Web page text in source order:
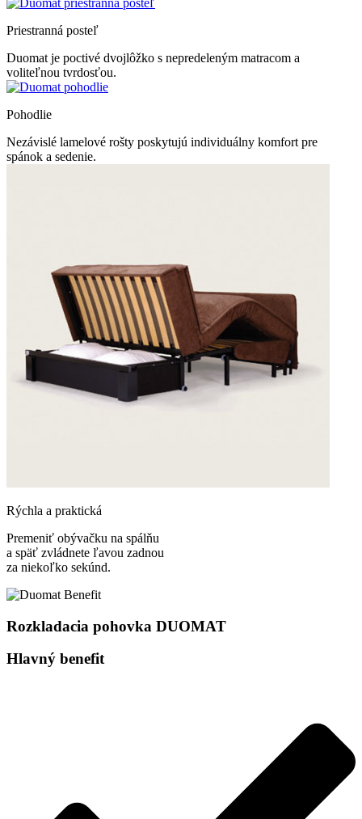
Priestranná posteľ
Duomat je poctivé dvojlôžko s nepredeleným matracom a
voliteľnou tvrdosťou.
Pohodlie
Nezávislé lamelové rošty poskytujú individuálny komfort pre
spánok a sedenie.
Rýchla a praktická
Premeniť obývačku na spálňu
a späť zvládnete ľavou zadnou
za niekoľko sekúnd.
Rozkladacia pohovka DUOMAT
Hlavný benefit